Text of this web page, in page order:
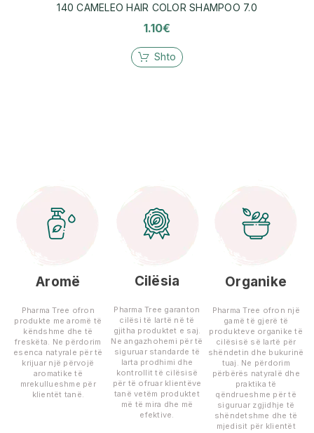
140 CAMELEO HAIR COLOR SHAMPOO 7.0
1.10€
Shto
Aromë
Pharma Tree ofron
produkte me aromë të
këndshme dhe të
freskëta. Ne përdorim
esenca natyrale për të
krijuar një përvojë
aromatike të
mrekullueshme për
klientët tanë.
Cilësia
Pharma Tree garanton
cilësi të lartë në të
gjitha produktet e saj.
Ne angazhohemi për të
siguruar standarde të
larta prodhimi dhe
kontrollit të cilësisë
për të ofruar klientëve
tanë vetëm produktet
më të mira dhe më
efektive.
Organike
Pharma Tree ofron një
gamë të gjerë të
produkteve organike të
cilësisë së lartë për
shëndetin dhe bukurinë
tuaj. Ne përdorim
përbërës natyralë dhe
praktika të
qëndrueshme për të
siguruar zgjidhje të
shëndetshme dhe të
mjedisit për klientët